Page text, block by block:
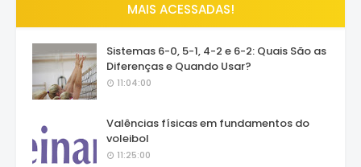
MAIS ACESSADAS!
Sistemas 6-0, 5-1, 4-2 e 6-2: Quais São as
Diferenças e Quando Usar?
11:04:00
Valências físicas em fundamentos do
voleibol
11:25:00